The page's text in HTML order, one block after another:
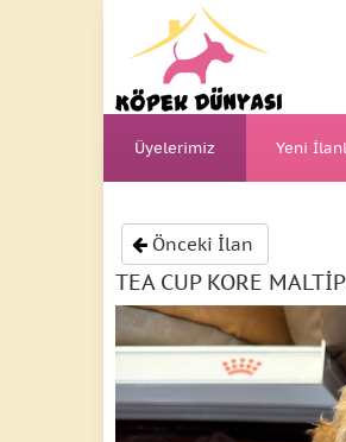
Üyelerimiz Yeni
Önceki İlan
TEA CUP KORE